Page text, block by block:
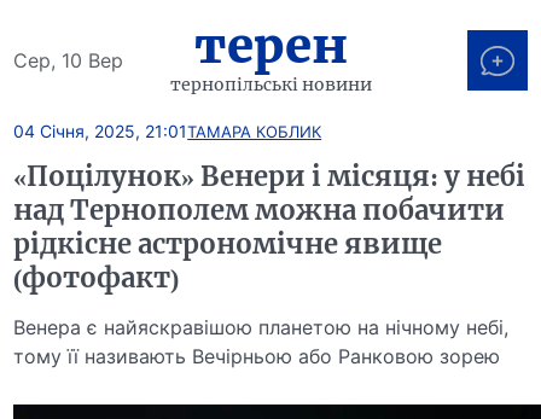
Сер, 10 Вер терен
тернопільські новини
04 Січня, 2025, 21:01ТАМАРА КОБЛИК
«Поцілунок» Венери і місяця: у небі
над Тернополем можна побачити
рідкісне астрономічне явище
(фотофакт)
Венера є найяскравішою планетою на нічному небі,
тому її називають Вечірньою або Ранковою зорею